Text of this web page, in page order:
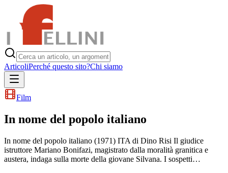
ArticoliPerché questo sito?Chi siamo
Film
In nome del popolo italiano
In nome del popolo italiano (1971) ITA di Dino Risi Il giudice
istruttore Mariano Bonifazi, magistrato dalla moralità granitica e
austera, indaga sulla morte della giovane Silvana. I sospetti…